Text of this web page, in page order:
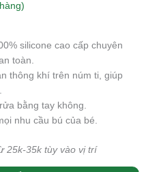
silicone cao cấp chuyên
toàn.
thông khí trên núm ti, giúp
bằng tay không.
nhu cầu bú của bé.
25k-35k tùy vào vị trí